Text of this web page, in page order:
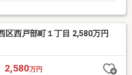
区西戸部町１丁目 2,580万円
2,580万円